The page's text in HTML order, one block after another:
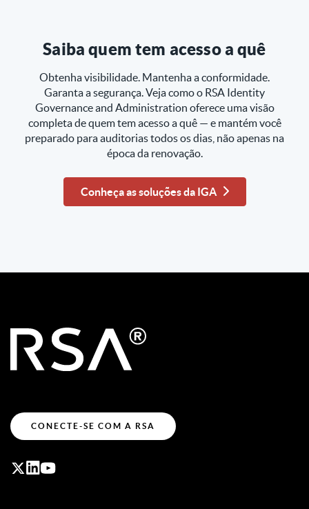
Saiba quem tem acesso a quê
Obtenha visibilidade. Mantenha a conformidade.
Garanta a segurança. Veja como o RSA Identity
Governance and Administration oferece uma visão
completa de quem tem acesso a quê — e mantém você
preparado para auditorias todos os dias, não apenas na
época da renovação.
Conheça as soluções da IGA
CONECTE-SE COM A RSA